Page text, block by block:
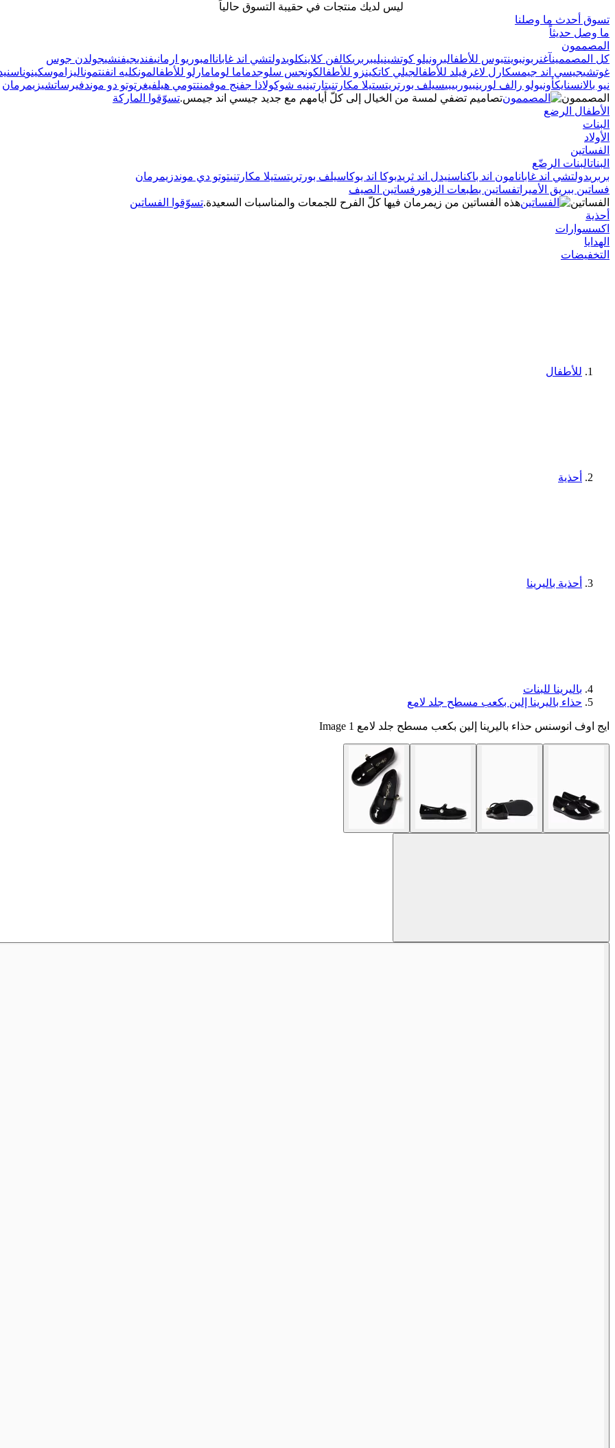
ليس لديك منتجات في حقيبة التسوق حالياً
تسوق أحدث ما وصلنا
ما وصل حديثاً
المصممون
كل المصممينآغنر بونبوينتبوس للأطفالبرونيلو كوتشينيليبربريكالفن كلاينكلويدولتشي اند غابانا امبوريو ارمانيفنديجيفنشيجولدن جوس
غوتشيجيسي اند جيمسكارل لاغرفيلد للأطفالجيلي كاتكينزو للأطفالكونجس سلوجدماما لومامارلو للأطفالمونكليه انفنتموناليزا موسكينوناس
نيو بالانسنايكأونبولو رالف لورينبيوربيبيسيلف بورتريتستيلا مكارتنيتارتينيه شوكولاذا جفنج موفمنتتومي هيلفيغر توتو دو موندفيرساتشيزيمرمان
المصممون
تصاميم تضفي لمسة من الخيال إلى كلّ أيامهم مع جديد جيسي اند جيمس.تسوّقوا الماركة
الأطفال الرضع
البنات
الأولاد
الفساتين
البناتالبنات الرضّع
بربريدولتشي اند غابانامون اند باكناسنيدل اند ثريدبوكا اند بوكاسيلف بورتريتستيلا مكارتنيتوتو دي موندزيمرمان
فساتين ببريق الأميراتفساتين بطبعات الزهور فساتين الصيف
الفساتين
هذه الفساتين من زيمرمان فيها كلّ الفرح للجمعات والمناسبات السعيدة.تسوّقوا الفساتين
أحذية
اكسسوارات
الهدايا
التخفيضات
للأطفال
أحذية
أحذية باليرينا
باليرينا للبنات
حذاء باليرينا إلين بكعب مسطح جلد لامع
ايج اوف انوسنس حذاء باليرينا إلين بكعب مسطح جلد لامع Image 1